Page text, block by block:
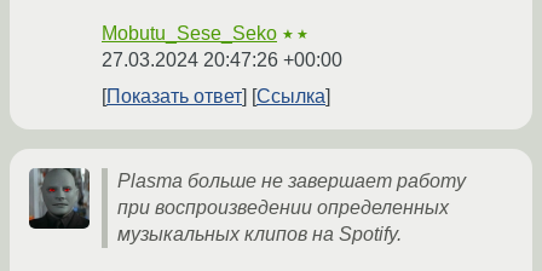
Mobutu_Sese_Seko ★★
27.03.2024 20:47:26 +00:00
Показать ответ
Ссылка
Plasma больше не завершает работу
при воспроизведении определенных
музыкальных клипов на Spotify.